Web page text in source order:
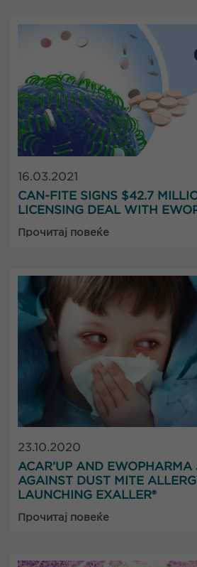
16.03.2021
CAN-FITE SIGNS $42.7
LICENSING DEAL WITH
Прочитај повеќе
23.10.2020
ACAR’UP AND
AGAINST DUST MITE
LAUNCHING EXALLER®
Прочитај повеќе